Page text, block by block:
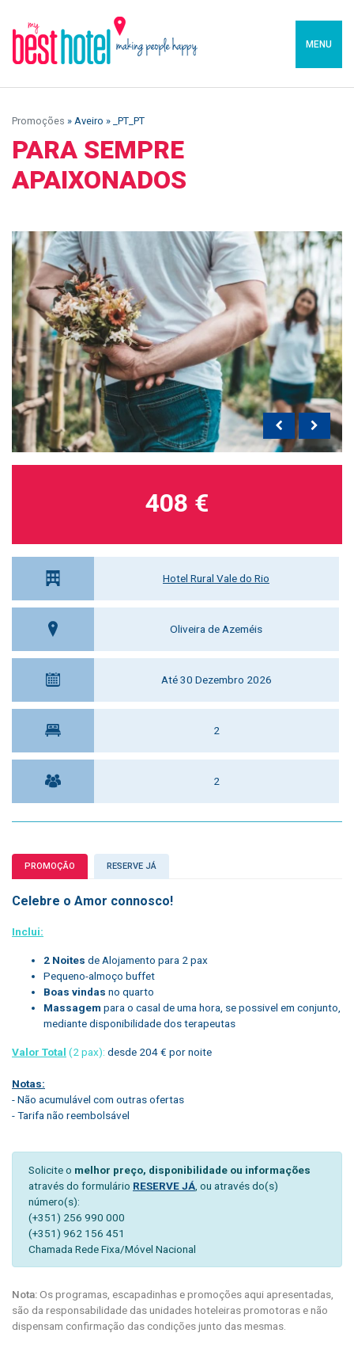
MENU
Promoções » Aveiro » _PT_PT
PARA SEMPRE
APAIXONADOS
Hotel Rural Vale do Rio
Oliveira de Azeméis
Até 30 Dezembro 2026
2
2
408 €
PROMOÇÃO RESERVE JÁ
Celebre o Amor connosco!
Inclui:
2 Noites de Alojamento para 2 pax
Pequeno-almoço buffet
Boas vindas no quarto
Massagem para o casal de uma hora, se possivel em conjunto,
mediante disponibilidade dos terapeutas
Valor Total (2 pax): desde 204 € por noite
Notas:
- Não acumulável com outras ofertas
- Tarifa não reembolsável
Solicite o melhor preço, disponibilidade ou informações
através do formulário RESERVE JÁ , ou através do(s)
número(s):
(+351) 256 990 000
(+351) 962 156 451
Chamada Rede Fixa/Móvel Nacional
Nota:Os programas, escapadinhas e promoções aqui apresentadas,
são da responsabilidade das unidades hoteleiras promotoras e não
dispensam confirmação das condições junto das mesmas.